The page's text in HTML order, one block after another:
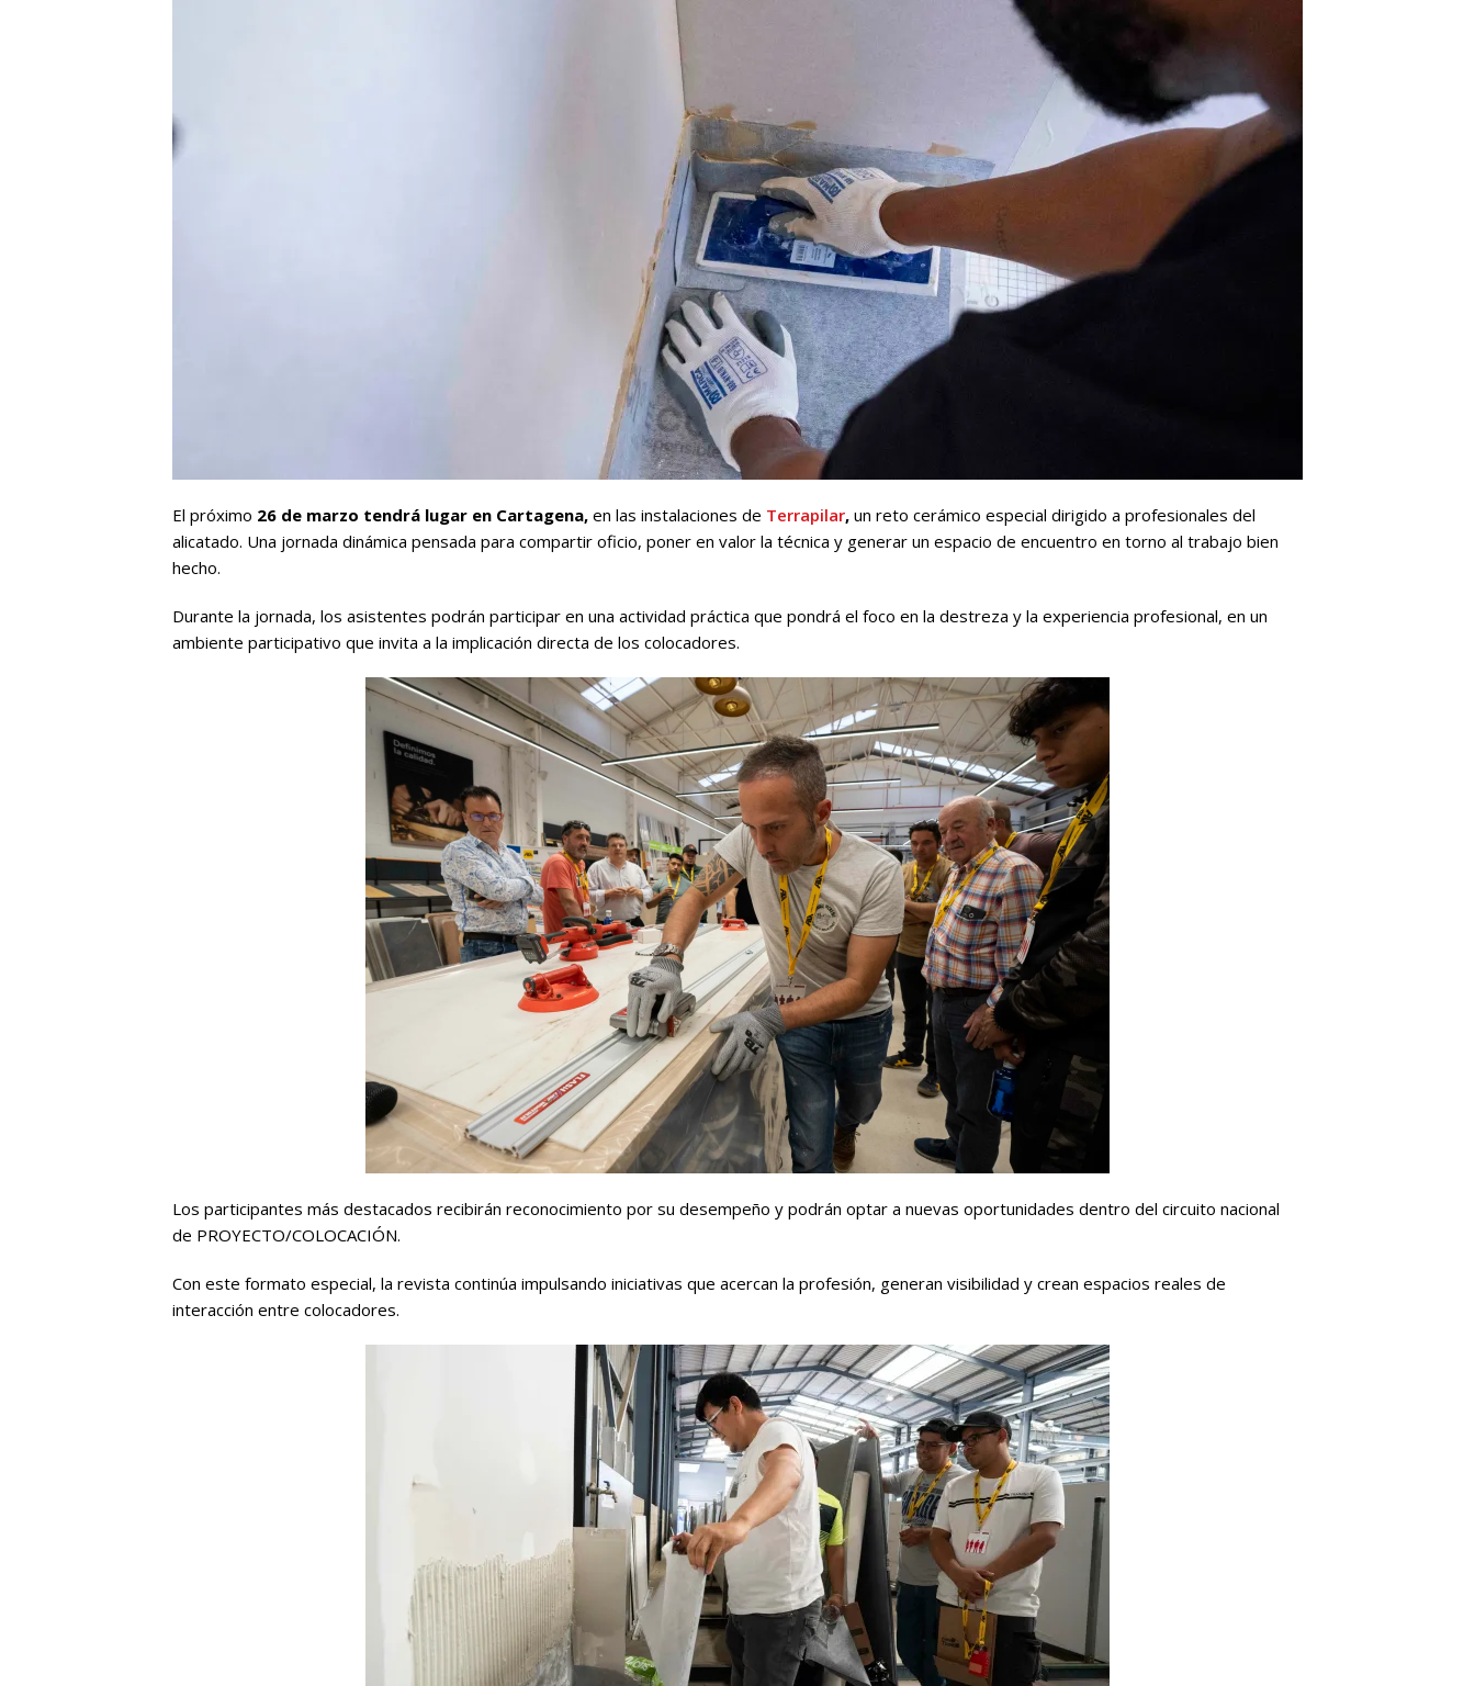
El próximo 26 de marzo tendrá lugar en Cartagena, en las instalaciones de Terrapilar, un reto cerámico especial dirigido a profesionales del
alicatado. Una jornada dinámica pensada para compartir oficio, poner en valor la técnica y generar un espacio de encuentro en torno al trabajo bien
hecho.
Durante la jornada, los asistentes podrán participar en una actividad práctica que pondrá el foco en la destreza y la experiencia profesional, en un
ambiente participativo que invita a la implicación directa de los colocadores.
Los participantes más destacados recibirán reconocimiento por su desempeño y podrán optar a nuevas oportunidades dentro del circuito nacional
de PROYECTO/COLOCACIÓN.
Con este formato especial, la revista continúa impulsando iniciativas que acercan la profesión, generan visibilidad y crean espacios reales de
interacción entre colocadores.